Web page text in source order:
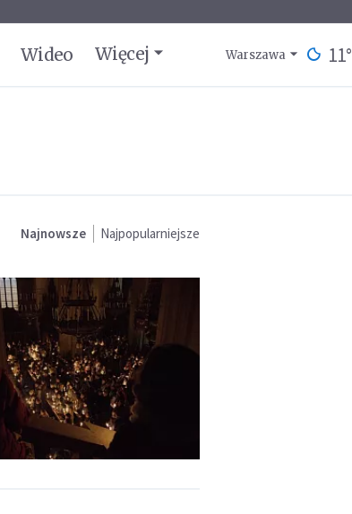
Wideo Więcej Warszawa 11°
Najnowsze Najpopularniejsze